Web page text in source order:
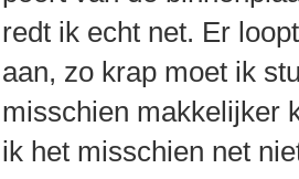
redt ik echt net. Er
aan, zo krap moet ik
misschien makkelijker
ik het misschien net